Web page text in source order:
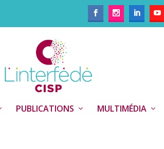
PUBLICATIONS MULTIMÉDIA